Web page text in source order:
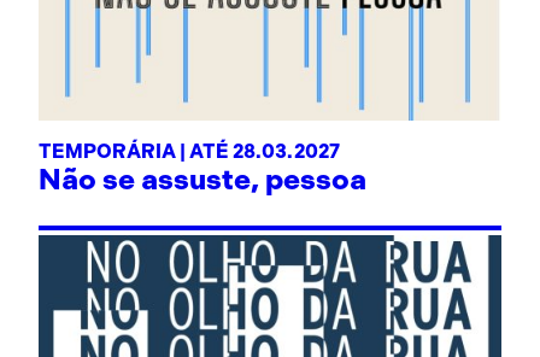
TEMPORÁRIA | ATÉ 28.03.2027
Não se assuste, pessoa